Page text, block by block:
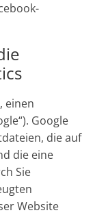
einen
Google
die auf
die eine
Sie
Website